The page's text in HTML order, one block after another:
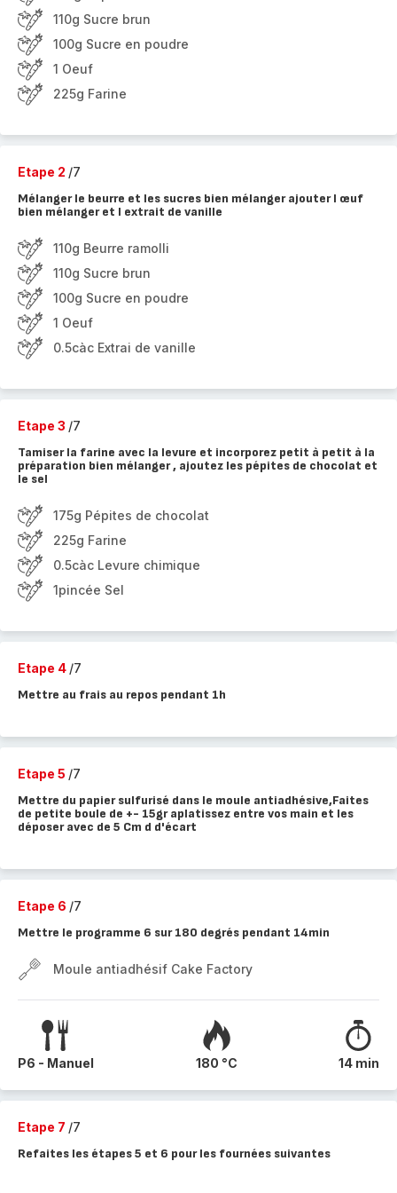
110g Sucre brun
100g Sucre en poudre
1 Oeuf
225g Farine
Etape 2 /7
Mélanger le beurre et les sucres bien mélanger ajouter l œuf
bien mélanger et l extrait de vanille
110g Beurre ramolli
110g Sucre brun
100g Sucre en poudre
1 Oeuf
0.5càc Extrai de vanille
Etape 3 /7
Tamiser la farine avec la levure et incorporez petit à petit à la
préparation bien mélanger , ajoutez les pépites de chocolat et
le sel
175g Pépites de chocolat
225g Farine
0.5càc Levure chimique
1pincée Sel
Etape 4 /7
Mettre au frais au repos pendant 1h
Etape 5 /7
Mettre du papier sulfurisé dans le moule antiadhésive,Faites
de petite boule de +- 15gr aplatissez entre vos main et les
déposer avec de 5 Cm d d'écart
Etape 6 /7
Mettre le programme 6 sur 180 degrés pendant 14min
Moule antiadhésif Cake Factory
P6 - Manuel 180 °C 14 min
Etape 7 /7
Refaites les étapes 5 et 6 pour les fournées suivantes